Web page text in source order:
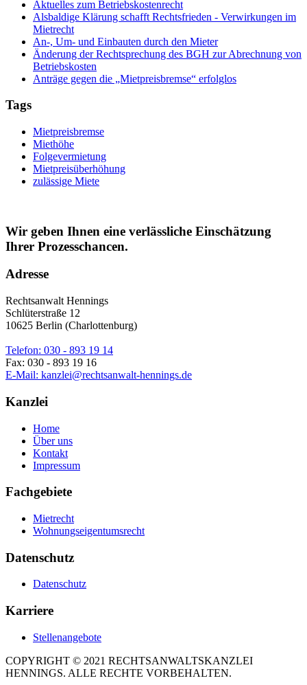
Aktuelles zum Betriebskostenrecht
Alsbaldige Klärung schafft Rechtsfrieden - Verwirkungen im
Mietrecht
An-, Um- und Einbauten durch den Mieter
Änderung der Rechtsprechung des BGH zur Abrechnung von
Betriebskosten
Anträge gegen die „Mietpreisbremse“ erfolglos
Tags
Mietpreisbremse
Miethöhe
Folgevermietung
Mietpreisüberhöhung
zulässige Miete
Wir geben Ihnen eine verlässliche Einschätzung
Ihrer Prozesschancen.
Adresse
Rechtsanwalt Hennings
Schlüterstraße 12
10625 Berlin (Charlottenburg)
Telefon: 030 - 893 19 14
Fax: 030 - 893 19 16
E-Mail: kanzlei@rechtsanwalt-hennings.de
Kanzlei
Home
Über uns
Kontakt
Impressum
Fachgebiete
Mietrecht
Wohnungseigentumsrecht
Datenschutz
Datenschutz
Karriere
Stellenangebote
COPYRIGHT © 2021 RECHTSANWALTSKANZLEI
HENNINGS. ALLE RECHTE VORBEHALTEN.